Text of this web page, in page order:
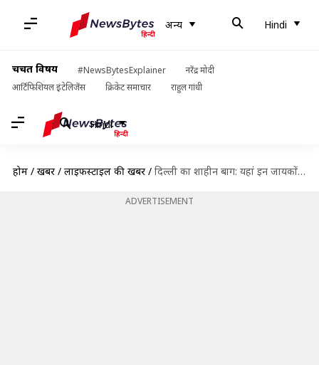
अन्य Hindi
चर्चित विषय #NewsBytesExplainer
नरेंद्र मोदी
आर्टिफिशियल इंटेलिजेंस
क्रिकेट समाचार राहुल गांधी
Hindi
होम / खबरें / लाइफस्टाइल की खबरें / दिल्ली का शाहीन बाग: यहां इन जायकों का लुत्फ जरूर उठाएं
ADVERTISEMENT